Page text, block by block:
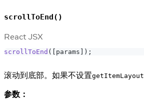
scrollToEnd()
React JSX
scrollToEnd ( params ) ;
滚动到底部。如果不设置getItemLayout
参数：